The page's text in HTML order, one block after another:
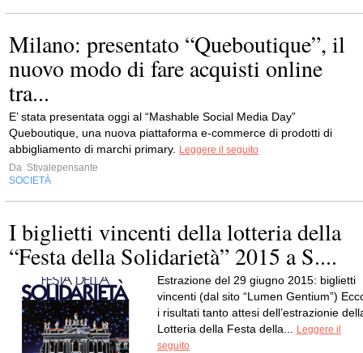
Milano: presentato “Queboutique”, il
nuovo modo di fare acquisti online
tra...
E’ stata presentata oggi al “Mashable Social Media Day”
Queboutique, una nuova piattaforma e-commerce di prodotti di
abbigliamento di marchi primary.
Leggere il seguito
Da Stivalepensante
SOCIETÀ
I biglietti vincenti della lotteria della
“Festa della Solidarietà” 2015 a S....
Estrazione del 29 giugno 2015: biglietti
vincenti (dal sito “Lumen Gentium”)
i risultati tanto attesi dell’estrazionie
Lotteria della Festa della...
Leggere il
seguito